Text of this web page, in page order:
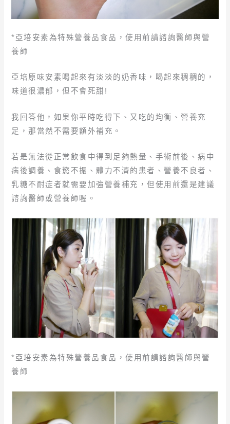
*亞培安素為特殊營養品食品，使用前請諮詢醫師與營
養師
亞培原味安素喝起來有淡淡的奶香味，喝起來稠稠的，
味道很濃郁，但不會死甜!
我回答他，如果你平時吃得下、又吃的均衡、營養充
足，那當然不需要額外補充。
若是無法從正常飲食中得到足夠熱量、手術前後、病中
病後調養、食慾不振、體力不濟的患者、營養不良者、
乳糖不耐症者就需要加強營養補充，但使用前還是建議
諮詢醫師或營養師喔。
*亞培安素為特殊營養品食品，使用前請諮詢醫師與營
養師